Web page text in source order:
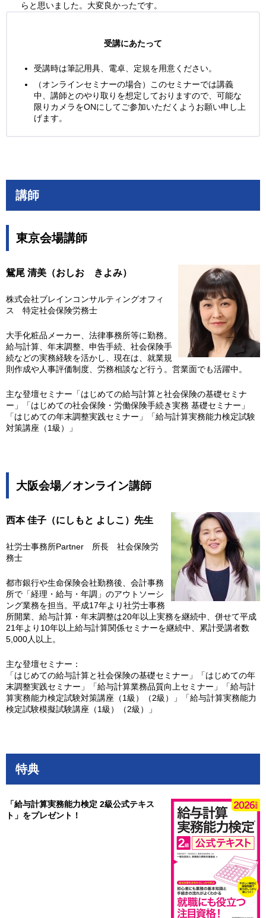
らと思いました。大変良かったです。
受講にあたって
受講時は筆記用具、電卓、定規を用意ください。
（オンラインセミナーの場合）このセミナーでは講義
中、講師とのやり取りを想定しておりますので、可能な
限りカメラをONにしてご参加いただくようお願い申し上
げます。
講師
東京会場講師
鴛尾 清美（おしお きよみ）
株式会社ブレインコンサルティングオフィ
ス 特定社会保険労務士
大手化粧品メーカー、法律事務所等に勤務。
給与計算、年末調整、申告手続、社会保険手
続などの実務経験を活かし、現在は、就業規
則作成や人事評価制度、労務相談など行う。営業面でも活躍中。
主な登壇セミナー「はじめての給与計算と社会保険の基礎セミナ
ー」「はじめての社会保険・労働保険手続き実務 基礎セミナー」
「はじめての年末調整実践セミナー」「給与計算実務能力検定試験
対策講座（1級）」
大阪会場／オンライン講師
西本佳子（にしもと よしこ）先生
社労士事務所Partner 所長 社会保険労
務士
都市銀行や生命保険会社勤務後、会計事務
所で「経理・給与・年調」のアウトソーシ
ング業務を担当。平成17年より社労士事務
所開業、給与計算・年末調整は20年以上実務を継続中、併せて平成
21年より10年以上給与計算関係セミナーを継続中、累計受講者数
5,000人以上。
主な登壇セミナー：
「はじめての給与計算と社会保険の基礎セミナー」「はじめての年
末調整実践セミナー」「給与計算業務品質向上セミナー」「給与計
算実務能力検定試験対策講座（1級）（2級）」「給与計算実務能力
検定試験模擬試験講座（1級）（2級）」
特典
「給与計算実務能力検定 2級公式テキス
ト」をプレゼント！